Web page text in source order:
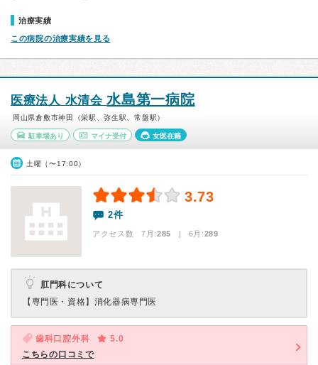
治療実績
この病院の治療実績を見る
医療法人 水清会水島第一病院
岡山県倉敷市神田（栄駅、弥生駅、常盤駅）
駐車場あり マイナ受付 女医在籍
土曜（〜17:00）
3.73
2件
アクセス数 7月:285 | 6月:289
肛門科について
【専門医・資格】 消化器病専門医
歯科口腔外科
5.0
こちらの口コミで